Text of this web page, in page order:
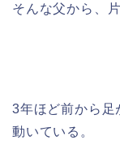
そんな父から、
3年ほど前から足
動いている。